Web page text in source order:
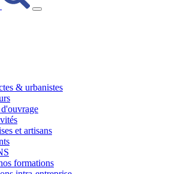
& urbanistes
et artisans
formations